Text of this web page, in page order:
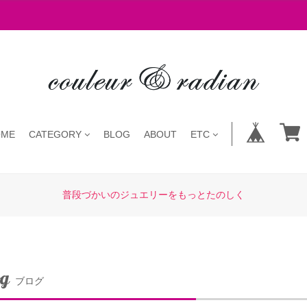
CATEGORY BLOG ABOUT ETC
普段づかいのジュエリーをもっとたのしく
ブログ